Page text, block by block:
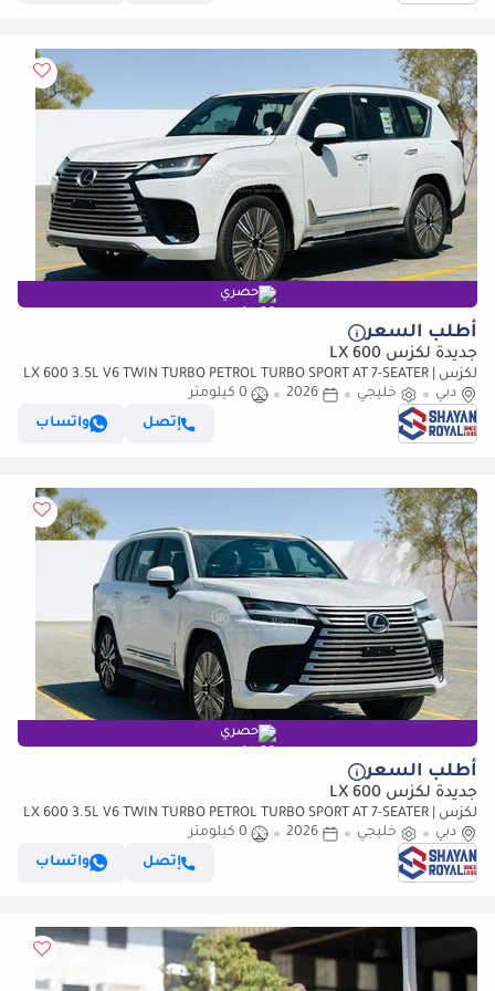
حصري
أطلب السعر
جديدة لكزس LX 600
لكزس LX 600 3.5L V6 TWIN TURBO PETROL TURBO SPORT AT 7-SEATER |
25-MARK LEVINSON 2026MY
دبي خليجي 2026
0 كيلومتر
إتصل
واتساب
حصري
أطلب السعر
جديدة لكزس LX 600
لكزس LX 600 3.5L V6 TWIN TURBO PETROL TURBO SPORT AT 7-SEATER |
25-MARK LEVINSON 2026MY
دبي خليجي 2026
0 كيلومتر
إتصل
واتساب